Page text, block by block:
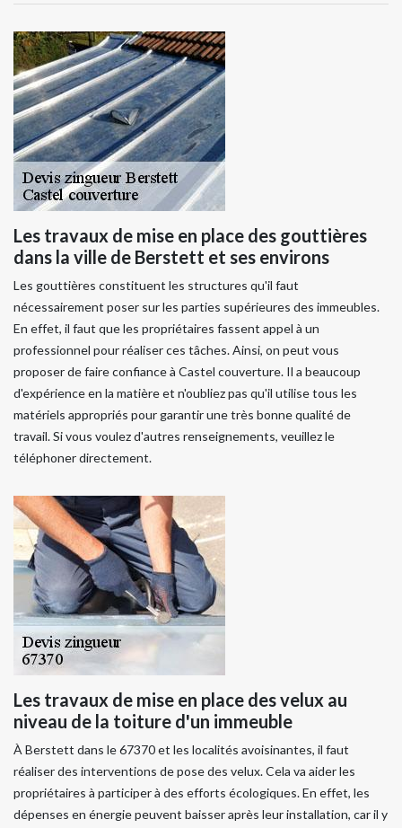
Les travaux de mise en place des gouttières
dans la ville de Berstett et ses environs
Les gouttières constituent les structures qu'il faut
nécessairement poser sur les parties supérieures des immeubles.
En effet, il faut que les propriétaires fassent appel à un
professionnel pour réaliser ces tâches. Ainsi, on peut vous
proposer de faire confiance à Castel couverture. Il a beaucoup
d'expérience en la matière et n'oubliez pas qu'il utilise tous les
matériels appropriés pour garantir une très bonne qualité de
travail. Si vous voulez d'autres renseignements, veuillez le
téléphoner directement.
Les travaux de mise en place des velux au
niveau de la toiture d'un immeuble
À Berstett dans le 67370 et les localités avoisinantes, il faut
réaliser des interventions de pose des velux. Cela va aider les
propriétaires à participer à des efforts écologiques. En effet, les
dépenses en énergie peuvent baisser après leur installation, car il y